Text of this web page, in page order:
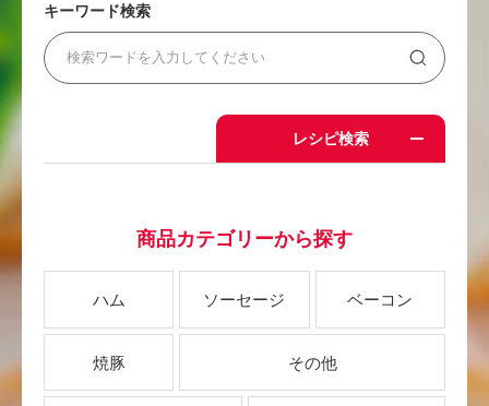
キーワード検索
レシピ検索
商品カテゴリーから探す
ハム ソーセージ ベーコン
焼豚 その他